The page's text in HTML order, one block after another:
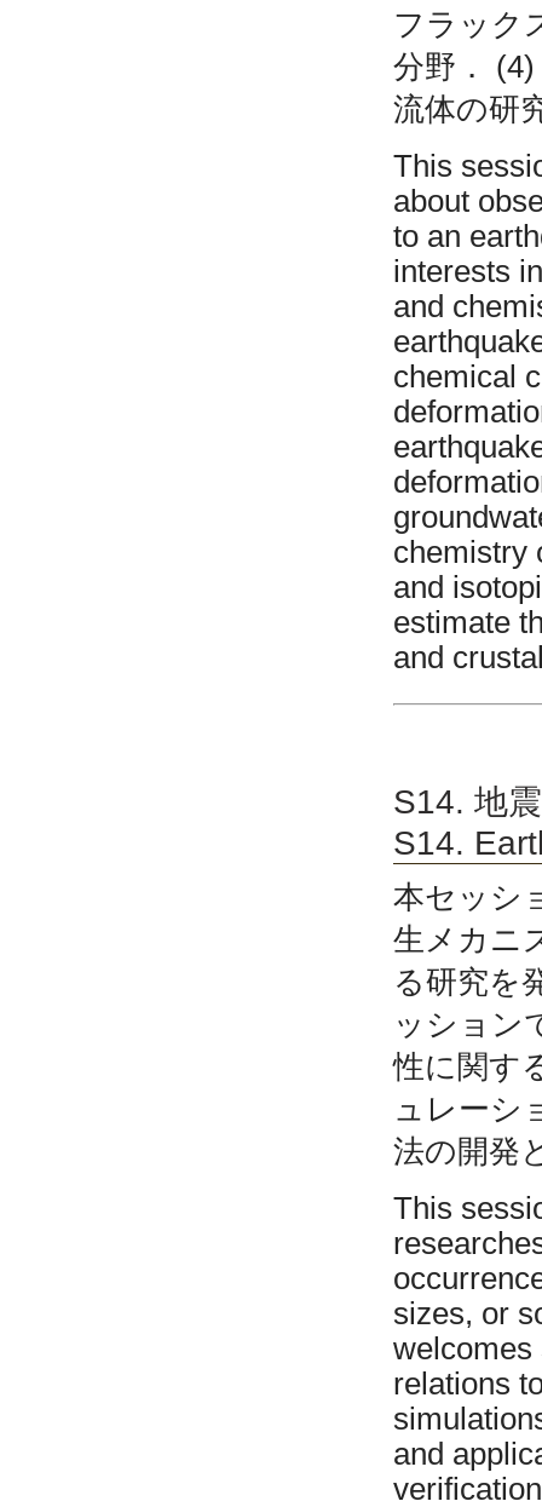
フラック
分野．
流体の研
This
about
to an
interests
and
chemical
chemistry
and
estimate
and
S14. 地
S14.
本セッシ
生メカニ
る研究を
ッション
性に関す
ュレーシ
法の開発
This
sizes, or
welcomes
relations
and